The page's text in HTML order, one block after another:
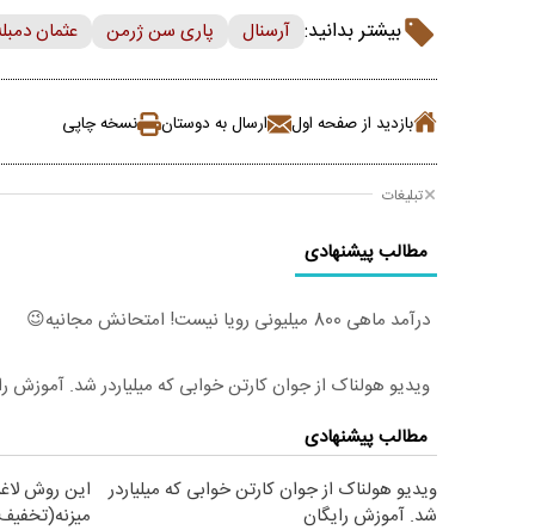
بیشتر بدانید: آرسنال پاری سن ژرمن عثمان
بازدید از صفحه اول ارسال به دوستان نسخه چاپی
تبلیغات
مطالب پیشنهادی
درآمد ماهی 800 میلیونی رویا نیست! امتحانش مجانیه😉
ویدیو هولناک از جوان کارتن خوابی که میلیاردر شد. آموزش
مطالب پیشنهادی
ویدیو هولناک از جوان کارتن خوابی که میلیاردر
شد. آموزش رایگان
این روش